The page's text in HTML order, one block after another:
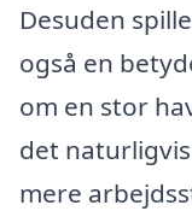
Desuden
også en
om en stor
det
mere